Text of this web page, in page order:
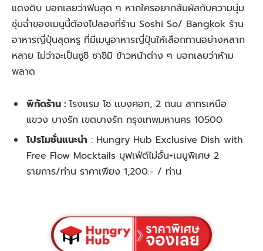
แดงดิบ บอกเลยว่าฟินสุด ๆ หากใครอยากสัมผัสกับความนุ่ม
ชุ่มฉ่ำของเมนูนี้ต้องไปลองที่ร้าน Soshi So/ Bangkok ร้าน
อาหารญี่ปุ่นสุดหรู ที่มีเมนูอาหารญี่ปุ่นให้เลือกทานอย่างหลาก
หลาย ไม่ว่าจะเป็นซูชิ ซาชิมิ ข้าวหน้าต่าง ๆ บอกเลยว่าห้าม
พลาด
พิกัดร้าน : โรงเเรม โซ เเบงคอก, 2 ถนน สาทรเหนือ
แขวง บางรัก เขตบางรัก กรุงเทพมหานคร 10500
โปรโมชั่นแนะนำ : Hungry Hub Exclusive Dish with
Free Flow Mocktails บุฟเฟ่ต์ไม่อั้น+เมนูพิเศษ 2
รายการ/ท่าน ราคาเพียง 1,200.- / ท่าน